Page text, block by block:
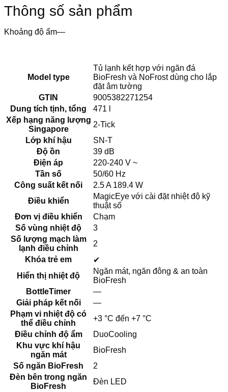
Thông số sản phẩm
Khoảng độ ẩm—
Model type
Tủ lạnh kết hợp với ngăn đá
BioFresh và NoFrost dùng cho lắp
đặt âm tường
GTIN
9005382271254
Dung tích tịnh, tổng
471 l
Xếp hạng năng lượng
Singapore
2-Tick
Lớp khí hậu
SN-T
Độ ồn
39 dB
Điện áp
220-240 V ~
Tần số
50/60 Hz
Công suất kết nối
2.5 A 189.4 W
Điều khiển
MagicEye với cài đặt nhiệt độ kỹ
thuật số
Đơn vị điều khiển
Chạm
Số vùng nhiệt độ
3
Số lượng mạch làm
lạnh điều chỉnh
2
Khóa trẻ em
✔
Hiển thị nhiệt độ
Ngăn mát, ngăn đông & an toàn
BioFresh
BottleTimer
—
Giải pháp kết nối
—
Phạm vi nhiệt độ có
thể điều chỉnh
+3 °C đến +7 °C
Điều chỉnh độ ẩm
DuoCooling
Khu vực khí hậu
ngăn mát
BioFresh
Số ngăn BioFresh
2
Đèn bên trong ngăn
BioFresh
Đèn LED